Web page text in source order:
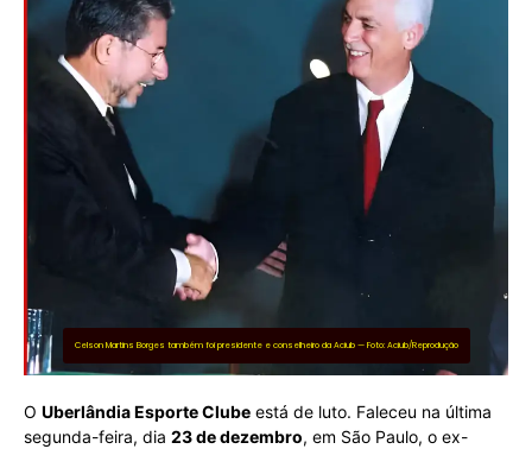
Celson Martins Borges também foi presidente e conselheiro da Aciub — Foto: Aciub/Reprodução
O Uberlândia Esporte Clube está de luto. Faleceu na última
segunda-feira, dia 23 de dezembro, em São Paulo, o ex-